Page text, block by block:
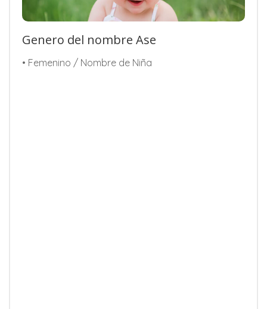
Genero del nombre Ase
• Femenino / Nombre de Niña